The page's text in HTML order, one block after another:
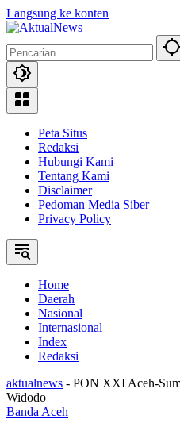
Langsung ke konten
Peta Situs
Redaksi
Hubungi Kami
Tentang Kami
Disclaimer
Pedoman Media Siber
Privacy Policy
Home
Daerah
Nasional
Internasional
Index
Redaksi
aktualnews - PON XXI Aceh-
Widodo
Banda Aceh